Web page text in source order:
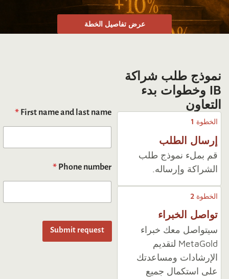
عرض تفاصيل الخطة
نموذج طلب شراكة
IB وخطوات بدء
التعاون
الخطوة 1
إرسال الطلب
قم بملء نموذج طلب
الشراكة وإرساله.
الخطوة 2
تواصل الخبراء
سيتواصل معك خبراء
MetaGold لتقديم
الإرشادات ومساعدتك
على استكمال جميع
First name and last name
*
Phone number
*
Submit request